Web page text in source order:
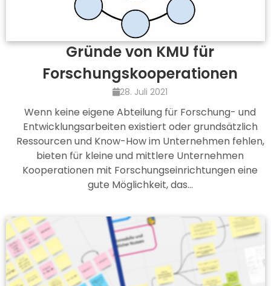
Gründe von KMU für
Forschungskooperationen
28. Juli 2021
Wenn keine eigene Abteilung für Forschung- und
Entwicklungsarbeiten existiert oder grundsätzlich
Ressourcen und Know-How im Unternehmen fehlen,
bieten für kleine und mittlere Unternehmen
Kooperationen mit Forschungseinrichtungen eine
gute Möglichkeit, das…